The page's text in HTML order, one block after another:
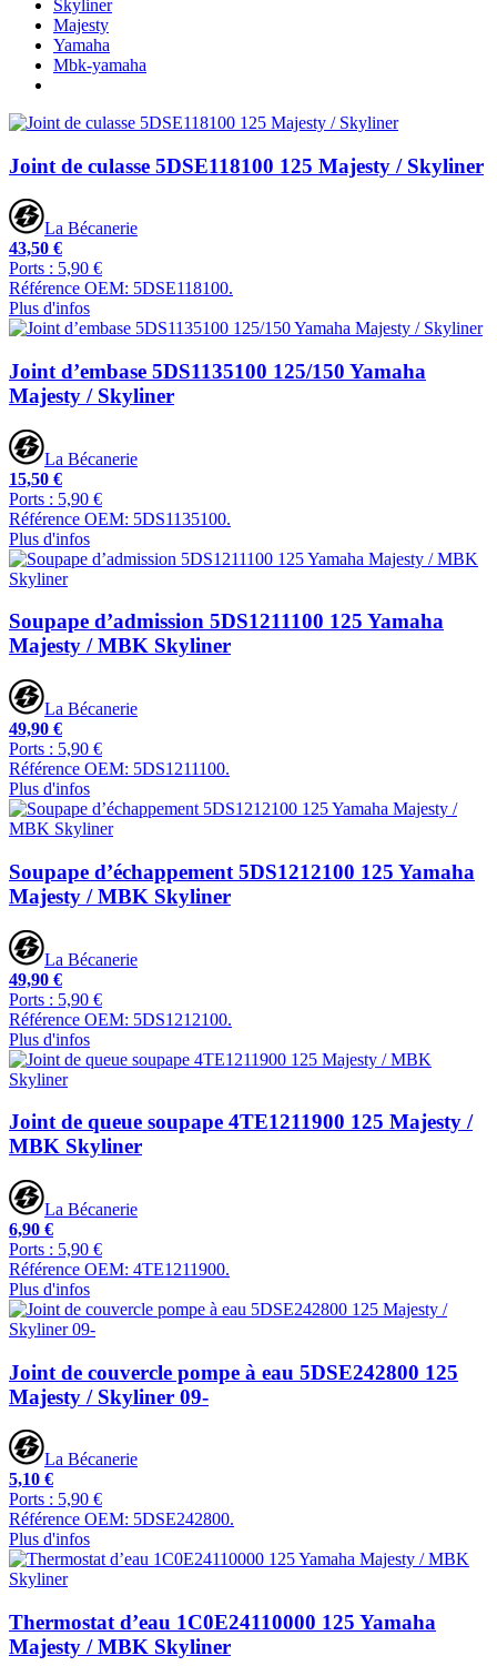
Skyliner
Majesty
Yamaha
Mbk-yamaha
Joint de culasse 5DSE118100 125 Majesty / Skyliner
La Bécanerie
43,50 €
Ports : 5,90 €
Référence OEM: 5DSE118100.
Plus d'infos
Joint d’embase 5DS1135100 125/150 Yamaha
Majesty / Skyliner
La Bécanerie
15,50 €
Ports : 5,90 €
Référence OEM: 5DS1135100.
Plus d'infos
Soupape d’admission 5DS1211100 125 Yamaha
Majesty / MBK Skyliner
La Bécanerie
49,90 €
Ports : 5,90 €
Référence OEM: 5DS1211100.
Plus d'infos
Soupape d’échappement 5DS1212100 125 Yamaha
Majesty / MBK Skyliner
La Bécanerie
49,90 €
Ports : 5,90 €
Référence OEM: 5DS1212100.
Plus d'infos
Joint de queue soupape 4TE1211900 125 Majesty /
MBK Skyliner
La Bécanerie
6,90 €
Ports : 5,90 €
Référence OEM: 4TE1211900.
Plus d'infos
Joint de couvercle pompe à eau 5DSE242800 125
Majesty / Skyliner 09-
La Bécanerie
5,10 €
Ports : 5,90 €
Référence OEM: 5DSE242800.
Plus d'infos
Thermostat d’eau 1C0E24110000 125 Yamaha
Majesty / MBK Skyliner